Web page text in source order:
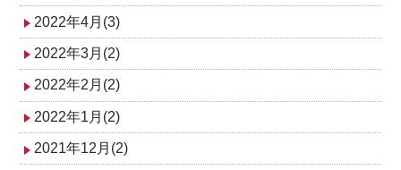
2022年4月(3)
2022年3月(2)
2022年2月(2)
2022年1月(2)
2021年12月(2)